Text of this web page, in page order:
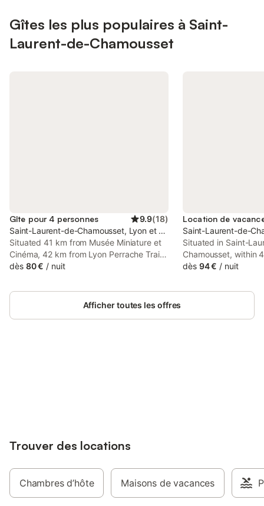
Gîtes les plus populaires à Saint-
Laurent-de-Chamousset
Gîte pour 4 personnes 9.9(18)
Saint-Laurent-de-Chamousset, Lyon et ses environs
Situated 41 km from Musée Miniature et
Cinéma, 42 km from Lyon Perrache Train
Station and 43 km from Museum of Fine
accommodation set in Saint-Laurent-de-
dès 80 € / nuit
Saint-Laurent-de-
Situated in Saint-
Chamousset, within
Roman Theatre and
Magiques offers
dès 94 € / nuit
Afficher toutes les offres
Trouver des locations
Chambres d’hôte Maisons de vacances